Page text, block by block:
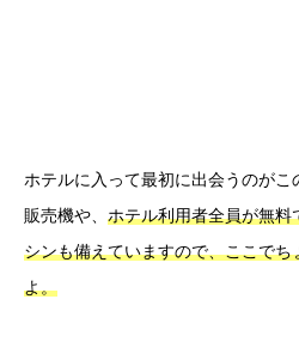
ホテルに入って最初に出会うのがこ
販売機や、 ホテル利用者全員が無
シンも備えていますので、ここで
よ。